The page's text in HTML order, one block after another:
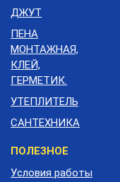
ДЖУТ
ПЕНА
МОНТАЖНАЯ,
КЛЕЙ,
ГЕРМЕТИК.
УТЕПЛИТЕЛЬ
САНТЕХНИКА
Меню
подвала
ПОЛЕЗНОЕ
Условия работы